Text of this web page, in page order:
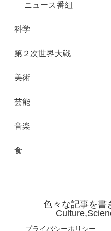
ニュース番組
科学
第２次世界大戦
美術
芸能
音楽
食
色々な記事を書
プライバシーポリシー